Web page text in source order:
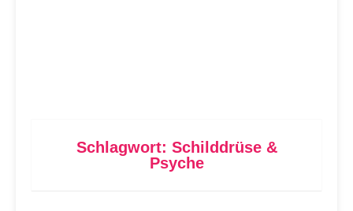
Schlagwort: Schilddrüse &
Psyche